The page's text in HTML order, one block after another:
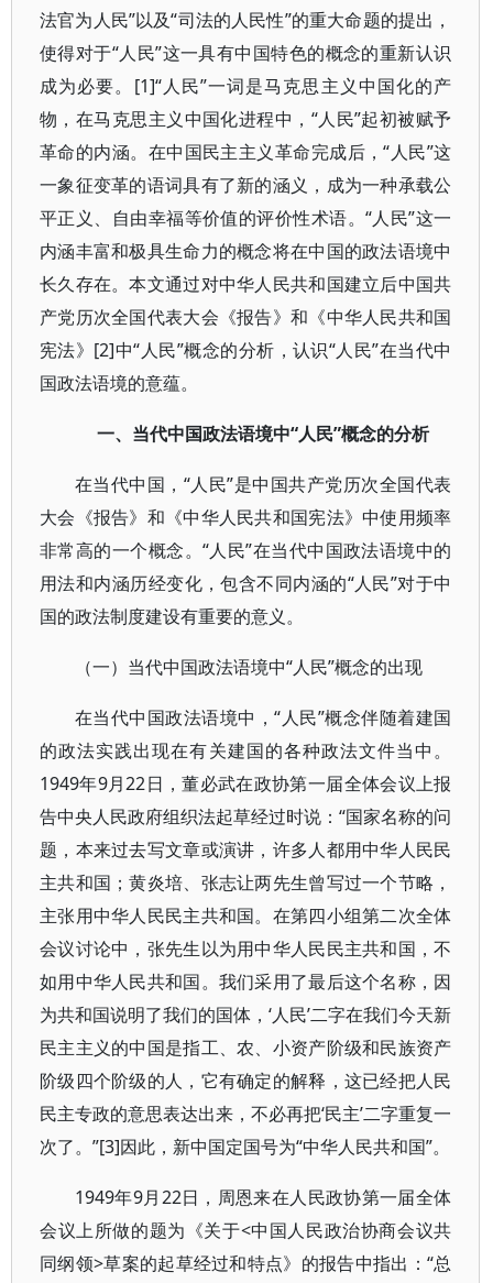
法官为人民”以及“司法的人民性”的重大命题的提出，
使得对于“人民”这一具有中国特色的概念的重新认识
成为必要。[1]“人民”一词是马克思主义中国化的产
物，在马克思主义中国化进程中，“人民”起初被赋予
革命的内涵。在中国民主主义革命完成后，“人民”这
一象征变革的语词具有了新的涵义，成为一种承载公
平正义、自由幸福等价值的评价性术语。“人民”这一
内涵丰富和极具生命力的概念将在中国的政法语境中
长久存在。本文通过对中华人民共和国建立后中国共
产党历次全国代表大会《报告》和《中华人民共和国
宪法》[2]中“人民”概念的分析，认识“人民”在当代中
国政法语境的意蕴。
一、当代中国政法语境中“人民”概念的分析
在当代中国，“人民”是中国共产党历次全国代表
大会《报告》和《中华人民共和国宪法》中使用频率
非常高的一个概念。“人民”在当代中国政法语境中的
用法和内涵历经变化，包含不同内涵的“人民”对于中
国的政法制度建设有重要的意义。
（一）当代中国政法语境中“人民”概念的出现
在当代中国政法语境中，“人民”概念伴随着建国
的政法实践出现在有关建国的各种政法文件当中。
1949年9月22日，董必武在政协第一届全体会议上报
告中央人民政府组织法起草经过时说：“国家名称的问
题，本来过去写文章或演讲，许多人都用中华人民民
主共和国；黄炎培、张志让两先生曾写过一个节略，
主张用中华人民民主共和国。在第四小组第二次全体
会议讨论中，张先生以为用中华人民民主共和国，不
如用中华人民共和国。我们采用了最后这个名称，因
为共和国说明了我们的国体，‘人民’二字在我们今天新
民主主义的中国是指工、农、小资产阶级和民族资产
阶级四个阶级的人，它有确定的解释，这已经把人民
民主专政的意思表达出来，不必再把‘民主’二字重复一
次了。”[3]因此，新中国定国号为“中华人民共和国”。
1949年9月22日，周恩来在人民政协第一届全体
会议上所做的题为《关于<中国人民政治协商会议共
同纲领>草案的起草经过和特点》的报告中指出：“总